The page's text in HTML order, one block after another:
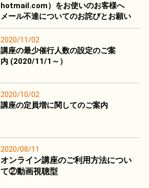
hotmail.com）をお使いのお客様へ
メール不達についてのお詫びとお願い
2020/11/02
講座の最少催行人数の設定のご案
内 (2020/11/1～）
2020/10/02
講座の定員増に関してのご案内
2020/08/11
オンライン講座のご利用方法につい
て②動画視聴型